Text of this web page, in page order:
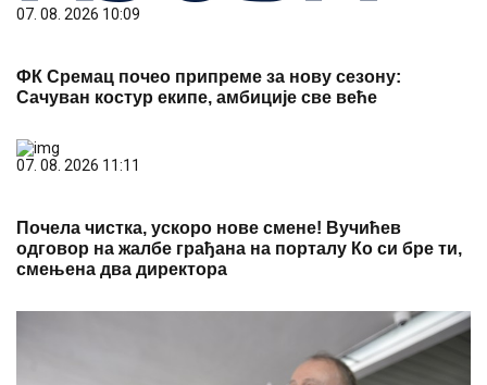
07. 08. 2026 10:09
ФК Сремац почео припреме за нову сезону:
Сачуван костур екипе, амбиције све веће
07. 08. 2026 11:11
Почела чистка, ускоро нове смене! Вучићев
одговор на жалбе грађана на порталу Ко си бре ти,
смењена два директора